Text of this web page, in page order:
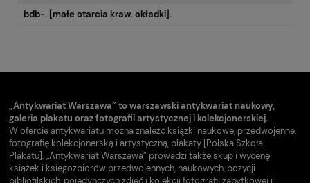
bdb-. [małe otarcia kraw. okładki].
„Antykwariat Warszawa” to warszawski antykwariat naukowy,
galeria plakatu oraz fotografii artystycznej i kolekcjonerskiej.
W ofercie antykwariatu można znaleźć książki naukowe, przedwojenne,
fotografię kolekcjonerską i artystyczną, plakaty [Polska Szkoła
Plakatu]. „Antykwariat Warszawa” prowadzi także skup i wycenę
książek i księgozbiorów przedwojennych, naukowych, pozycji
bibliofilskich, pojedynczych zdjęć i kolekcji fotografii zabytkowej i